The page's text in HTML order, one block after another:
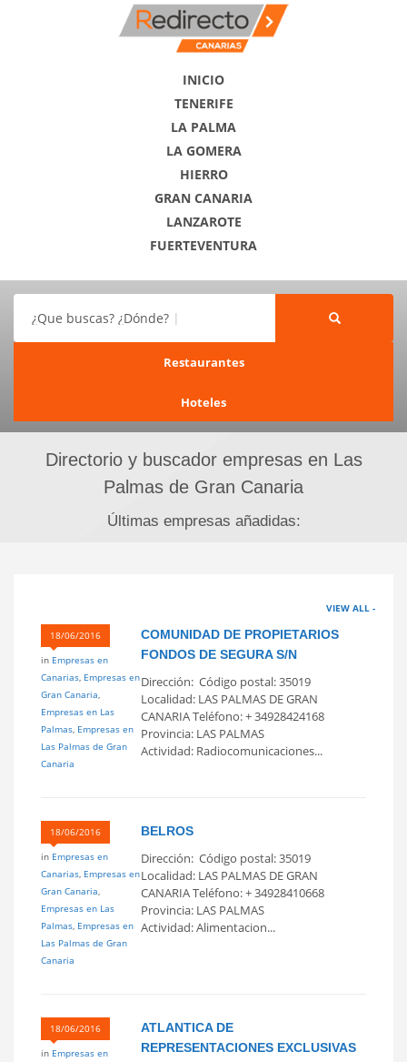
INICIO
TENERIFE
LA PALMA
LA GOMERA
HIERRO
GRAN CANARIA
LANZAROTE
FUERTEVENTURA
¿Que buscas? ¿Dónde?
Restaurantes
Hoteles
Directorio y buscador empresas en Las
Palmas de Gran Canaria
Últimas empresas añadidas:
VIEW ALL -
18/06/2016
in Empresas en
Canarias, Empresas en
Gran Canaria,
Empresas en Las
Palmas, Empresas en
Las Palmas de Gran
Canaria
COMUNIDAD DE PROPIETARIOS
FONDOS DE SEGURA S/N
Dirección: Código postal: 35019
Localidad: LAS PALMAS DE GRAN
CANARIA Teléfono: + 34928424168
Provincia: LAS PALMAS
Actividad: Radiocomunicaciones...
18/06/2016
in Empresas en
Canarias, Empresas en
Gran Canaria,
Empresas en Las
Palmas, Empresas en
Las Palmas de Gran
Canaria
BELROS
Dirección: Código postal: 35019
Localidad: LAS PALMAS DE GRAN
CANARIA Teléfono: + 34928410668
Provincia: LAS PALMAS
Actividad: Alimentacion...
18/06/2016
in Empresas en
ATLANTICA DE
REPRESENTACIONES EXCLUSIVAS